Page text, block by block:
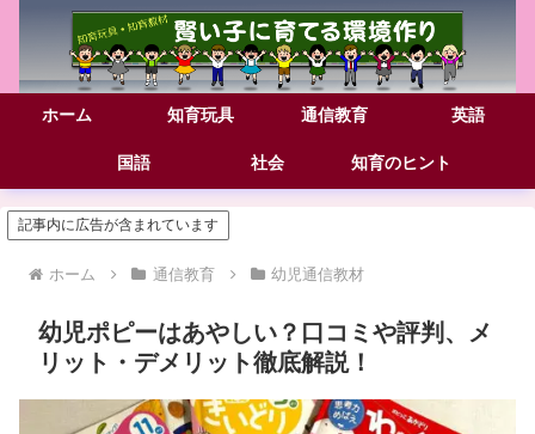
ホーム 知育玩具 通信教育 英語
国語 社会 知育のヒント
記事内に広告が含まれています
ホーム 通信教育 幼児通信教材
幼児ポピーはあやしい？口コミや評判、メ
リット・デメリット徹底解説！